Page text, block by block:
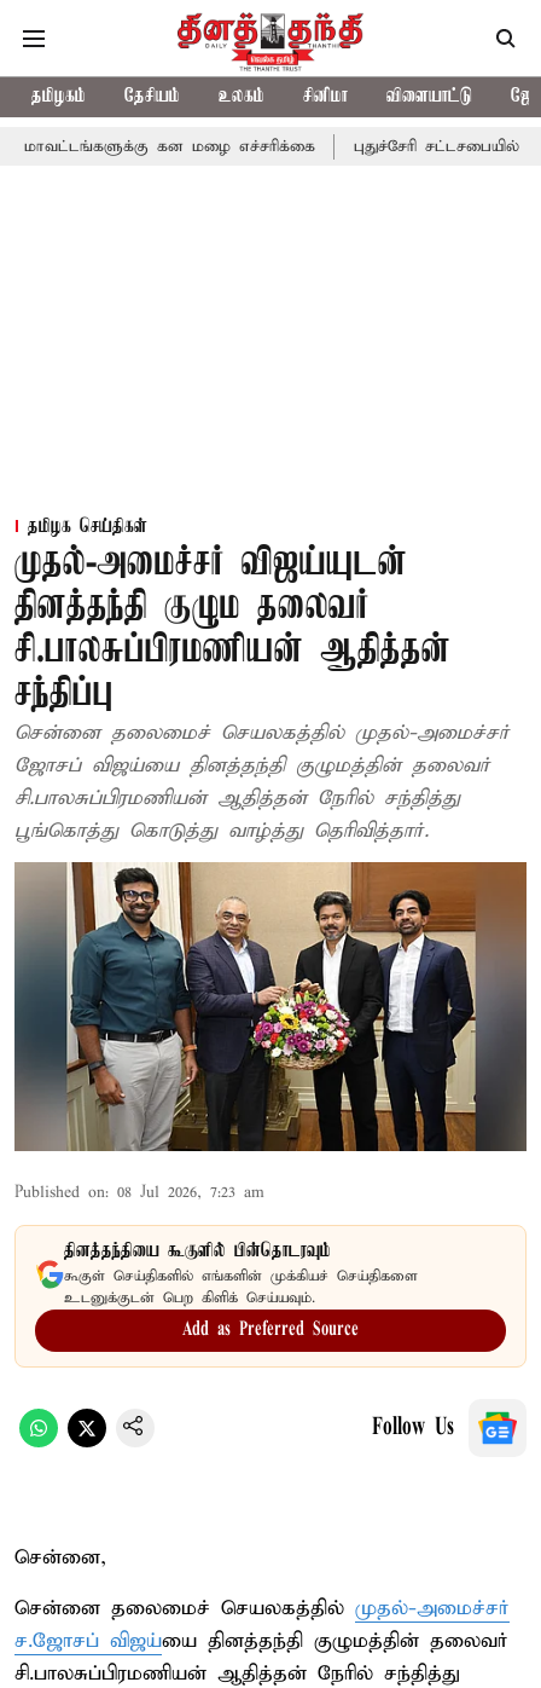
தமிழகம் தேசியம் உலகம் சினிமா விளையாட்டு
கன மழை எச்சரிக்கை புதுச்சேரி சட்டசபையில் வரும் 24ம்
தமிழக செய்திகள்
முதல்-அமைச்சர் விஜய்யுடன்
தினத்தந்தி குழும தலைவர்
சி.பாலசுப்பிரமணியன் ஆதித்தன்
சந்திப்பு
சென்னை தலைமைச் செயலகத்தில் முதல்-அமைச்சர்
ஜோசப் விஜய்யை தினத்தந்தி குழுமத்தின் தலைவர்
சி.பாலசுப்பிரமணியன் ஆதித்தன் நேரில் சந்தித்து
பூங்கொத்து கொடுத்து வாழ்த்து தெரிவித்தார்.
Published on: 08 Jul 2026, 7:23 am
தினத்தந்தியை கூகுளில் பின்தொடரவும்
கூகுள் செய்திகளில் எங்களின் முக்கியச் செய்திகளை
உடனுக்குடன் பெற கிளிக் செய்யவும்.
Add as Preferred Source
Follow Us
சென்னை,
சென்னை தலைமைச் செயலகத்தில் முதல்-அமைச்சர்
ச.ஜோசப் விஜய்யை தினத்தந்தி குழுமத்தின் தலைவர்
சி.பாலசுப்பிரமணியன் ஆதித்தன் நேரில் சந்தித்து